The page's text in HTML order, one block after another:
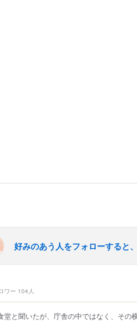
好みのあう人をフォローすると
ワー 104人
堂と聞いたが、庁舎の中ではなく、その